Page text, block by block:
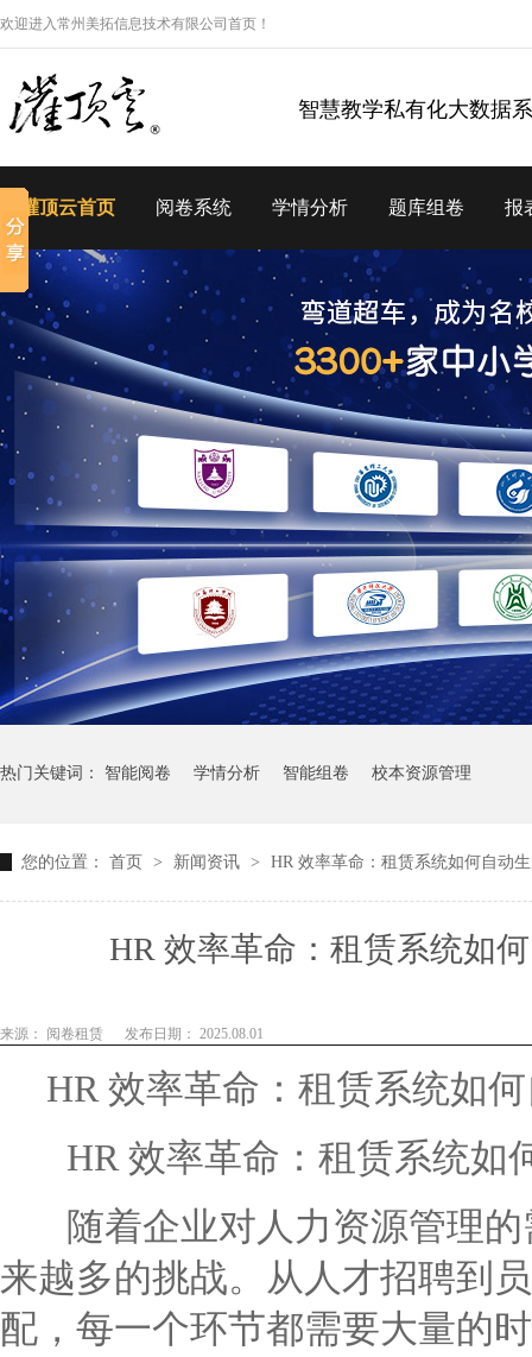
欢迎进入常州美拓信息技术有限公司首页！
智慧教学私有化大数据
灌顶云首页 阅卷系统 学情分析 题库组卷 报
热门关键词： 智能阅卷 学情分析 智能组卷 校本资源管理
您的位置： 首页 > 新闻资讯 > HR 效率革命：租赁系统如何自动
HR 效率革命：租赁系统如
来源： 阅卷租赁 发布日期： 2025.08.01
HR 效率革命：租赁系统如
HR 效率革命：租赁系统如
随着企业对人力资源管理的
来越多的挑战。从人才招聘到
配，每一个环节都需要大量的